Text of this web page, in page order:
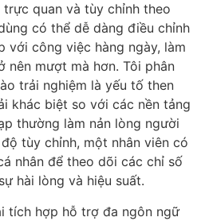
quan và tùy chỉnh theo
có thể dễ dàng điều chỉnh
với công việc hàng ngày, làm
nên mượt mà hơn. Tôi phân
trải nghiệm là yếu tố then
khác biệt so với các nền tảng
thường làm nản lòng người
tùy chỉnh, một nhân viên có
nhân để theo dõi các chỉ số
hài lòng và hiệu suất.
tích hợp hỗ trợ đa ngôn ngữ